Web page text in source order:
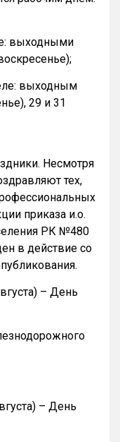
выходными
выходным
29 и 31
Несмотря
тех,
приказа и.о.
РК №480
в действие со
– День
– День